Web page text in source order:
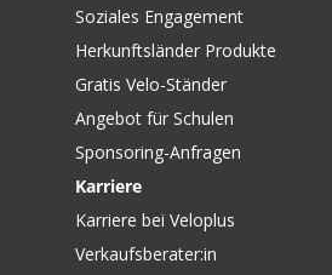
Soziales Engagement
Herkunftsländer Produkte
Gratis Velo-Ständer
Angebot für Schulen
Sponsoring-Anfragen
Karriere
Karriere bei Veloplus
Verkaufsberater:in